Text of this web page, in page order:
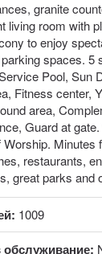
granite
living room with
to enjoy
spaces. 5
Pool, Sun
Fitness center,
area,
Guard at
Minutes
restaurants,
great parks and
1009